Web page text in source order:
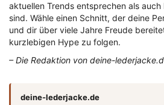
aktuellen Trends entsprechen als
sind. Wähle einen Schnitt, der deine
und dir über viele Jahre Freude
kurzlebigen Hype zu folgen.
– Die Redaktion von deine-
deine-lederjacke.de